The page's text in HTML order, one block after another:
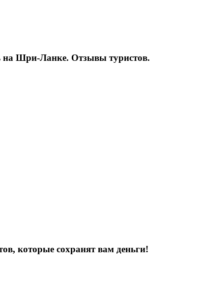
на Шри-Ланке. Отзывы туристов.
которые сохранят вам деньги!